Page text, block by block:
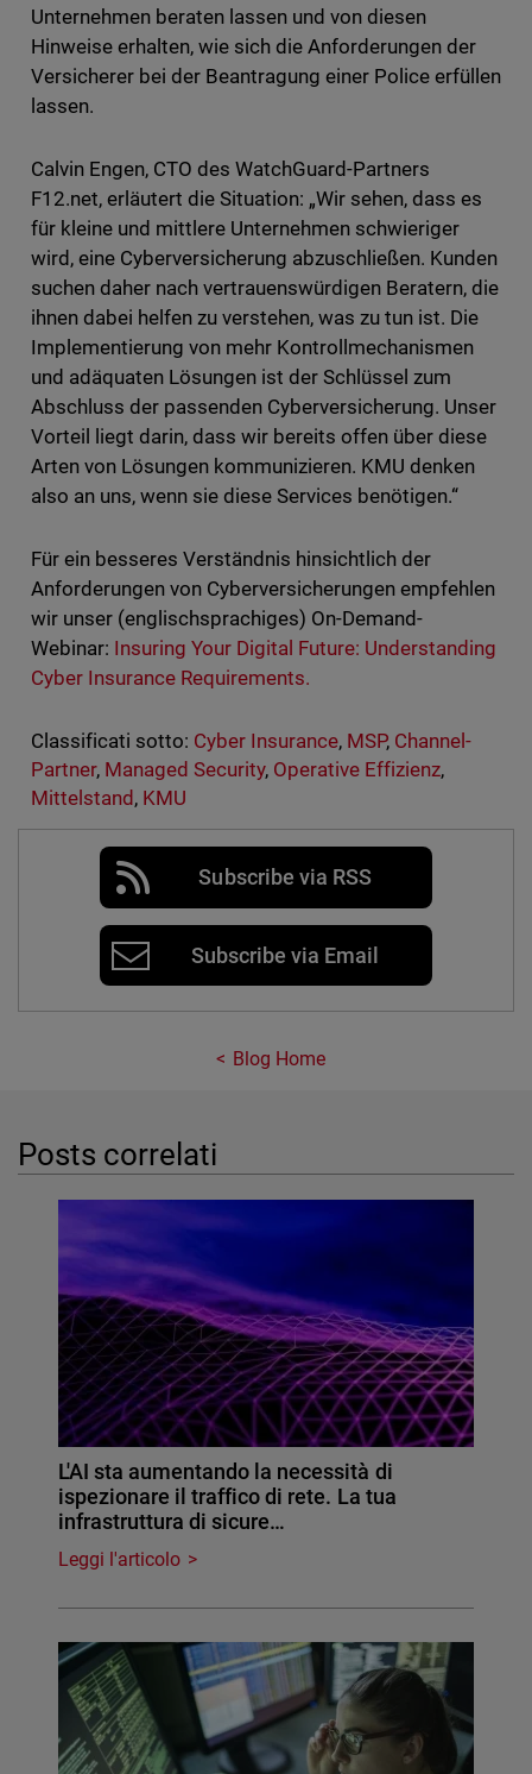
Unternehmen beraten lassen und von diesen
Hinweise erhalten, wie sich die Anforderungen der
Versicherer bei der Beantragung einer Police erfüllen
lassen.
Calvin Engen, CTO des WatchGuard-Partners
F12.net, erläutert die Situation: „Wir sehen, dass es
für kleine und mittlere Unternehmen schwieriger
wird, eine Cyberversicherung abzuschließen. Kunden
suchen daher nach vertrauenswürdigen Beratern, die
ihnen dabei helfen zu verstehen, was zu tun ist. Die
Implementierung von mehr Kontrollmechanismen
und adäquaten Lösungen ist der Schlüssel zum
Abschluss der passenden Cyberversicherung. Unser
Vorteil liegt darin, dass wir bereits offen über diese
Arten von Lösungen kommunizieren. KMU denken
also an uns, wenn sie diese Services benötigen.“
Für ein besseres Verständnis hinsichtlich der
Anforderungen von Cyberversicherungen empfehlen
wir unser (englischsprachiges) On-Demand-
Webinar: Insuring Your Digital Future: Understanding
Cyber Insurance Requirements.
Classificati sotto: Cyber Insurance, MSP, Channel-
Partner, Managed Security, Operative Effizienz,
Mittelstand , KMU
Subscribe via RSS
Subscribe via Email
Blog Home
Posts correlati
L'AI sta aumentando la necessità di
ispezionare il traffico di rete. La tua
infrastruttura di sicure…
Leggi l'articolo